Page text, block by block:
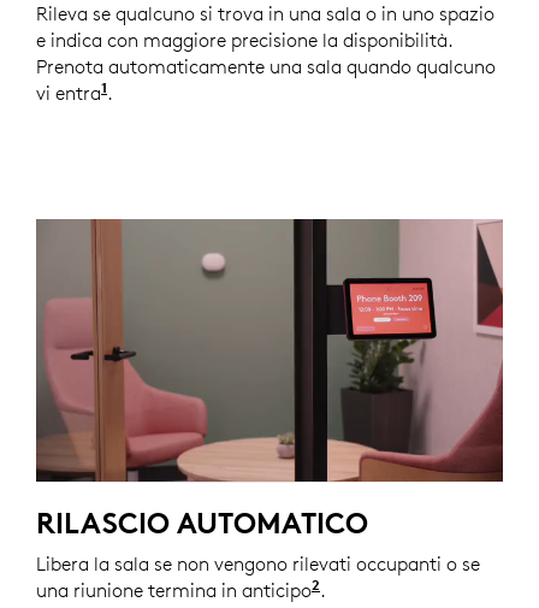
Rileva se qualcuno si trova in una sala o in uno spazio
e indica con maggiore precisione la disponibilità.
Prenota automaticamente una sala quando qualcuno
vi entra1 Le automazioni tramite Logitech sono
.
RILASCIO AUTOMATICO
Libera la sala se non vengono rilevati occupanti o se
una riunione termina in anticipo2 Le automazioni
.